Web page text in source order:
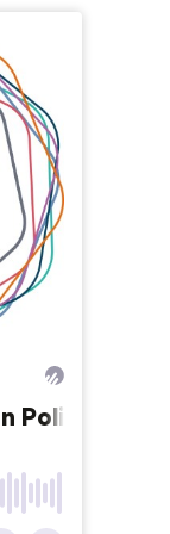
Polidori-